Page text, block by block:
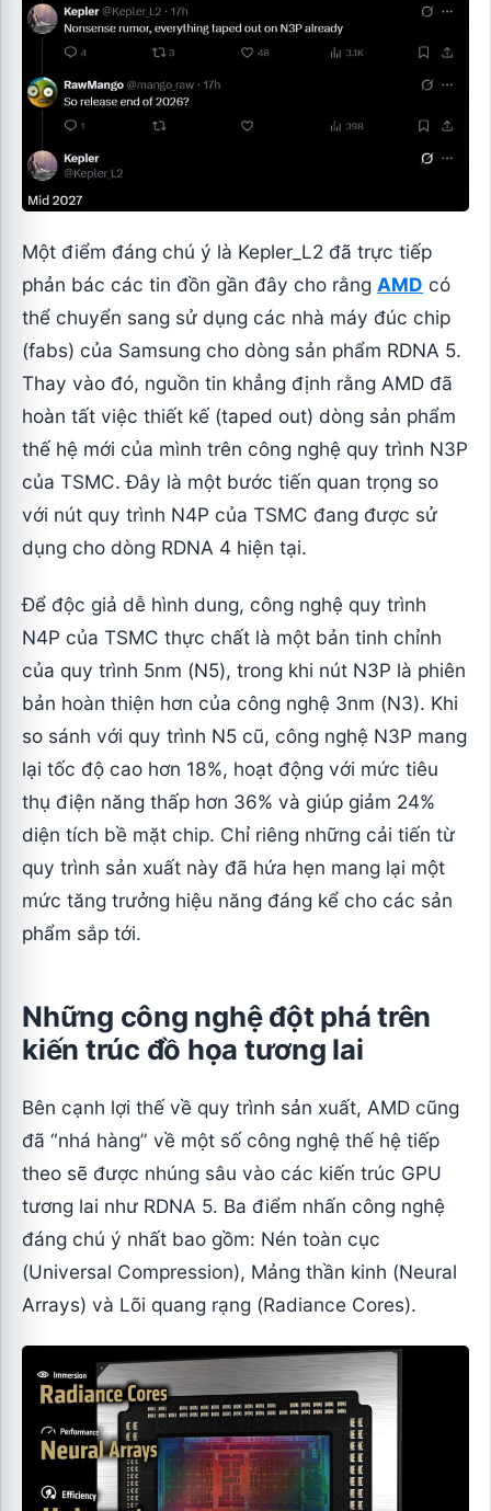
Một điểm đáng chú ý là Kepler_L2 đã trực tiếp
phản bác các tin đồn gần đây cho rằng AMD có
thể chuyển sang sử dụng các nhà máy đúc chip
(fabs) của Samsung cho dòng sản phẩm RDNA 5.
Thay vào đó, nguồn tin khẳng định rằng AMD đã
hoàn tất việc thiết kế (taped out) dòng sản phẩm
thế hệ mới của mình trên công nghệ quy trình N3P
của TSMC. Đây là một bước tiến quan trọng so
với nút quy trình N4P của TSMC đang được sử
dụng cho dòng RDNA 4 hiện tại.
Để độc giả dễ hình dung, công nghệ quy trình
N4P của TSMC thực chất là một bản tinh chỉnh
của quy trình 5nm (N5), trong khi nút N3P là phiên
bản hoàn thiện hơn của công nghệ 3nm (N3). Khi
so sánh với quy trình N5 cũ, công nghệ N3P mang
lại tốc độ cao hơn 18%, hoạt động với mức tiêu
thụ điện năng thấp hơn 36% và giúp giảm 24%
diện tích bề mặt chip. Chỉ riêng những cải tiến từ
quy trình sản xuất này đã hứa hẹn mang lại một
mức tăng trưởng hiệu năng đáng kể cho các sản
phẩm sắp tới.
Những công nghệ đột phá trên
kiến trúc đồ họa tương lai
Bên cạnh lợi thế về quy trình sản xuất, AMD cũng
đã “nhá hàng” về một số công nghệ thế hệ tiếp
theo sẽ được nhúng sâu vào các kiến trúc GPU
tương lai như RDNA 5. Ba điểm nhấn công nghệ
đáng chú ý nhất bao gồm: Nén toàn cục
(Universal Compression), Mảng thần kinh (Neural
Arrays) và Lõi quang rạng (Radiance Cores).